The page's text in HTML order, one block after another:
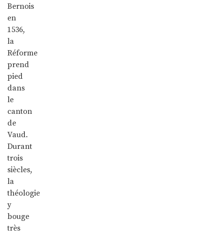
Bernois
en
1536,
la
Réforme
prend
pied
dans
le
canton
de
Vaud.
Durant
trois
siècles,
la
théologie
y
bouge
très